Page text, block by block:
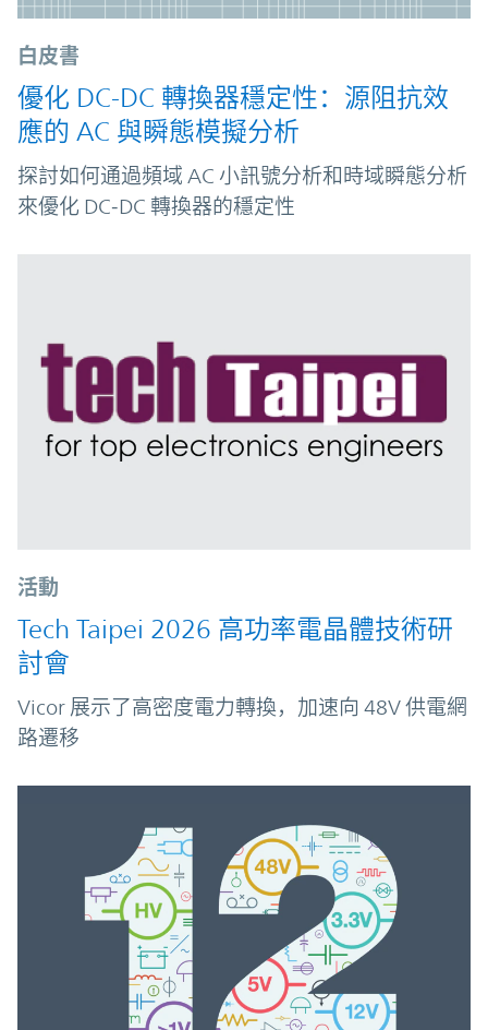
白皮書
優化 DC-DC 轉換器穩定性：源阻抗效
應的 AC 與瞬態模擬分析
探討如何通過頻域 AC 小訊號分析和時域瞬態分析
來優化 DC‑DC 轉換器的穩定性
活動
Tech Taipei 2026 高功率電晶體技術研
討會
Vicor 展示了高密度電力轉換，加速向 48V 供電網
路遷移